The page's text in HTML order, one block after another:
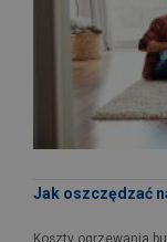
Jak oszczędzać
Koszty ogrzewania